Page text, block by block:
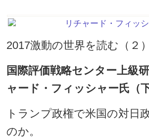
2017激動の世界を読む（２）
国際評価戦略センター上級
ャード・フィッシャー氏（下
トランプ政権で米国の対日
のか。